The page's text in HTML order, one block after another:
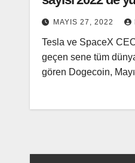
MAYIS 27, 2022
Tesla ve SpaceX
geçen sene tüm
gören Dogecoin,